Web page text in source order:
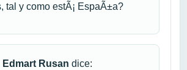
tal y como estÃ¡ EspaÃ±a?
Edmart Rusan dice: